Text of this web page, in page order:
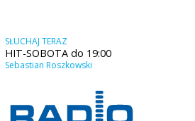
SŁUCHAJ TERAZ
HIT-SOBOTA do 19:00
Sebastian Roszkowski